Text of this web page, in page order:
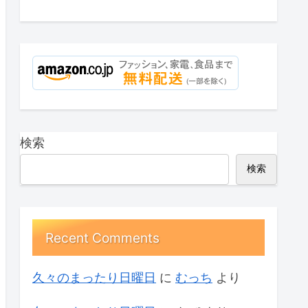
検索
検索
Recent Comments
久々のまったり日曜日 に むっち より